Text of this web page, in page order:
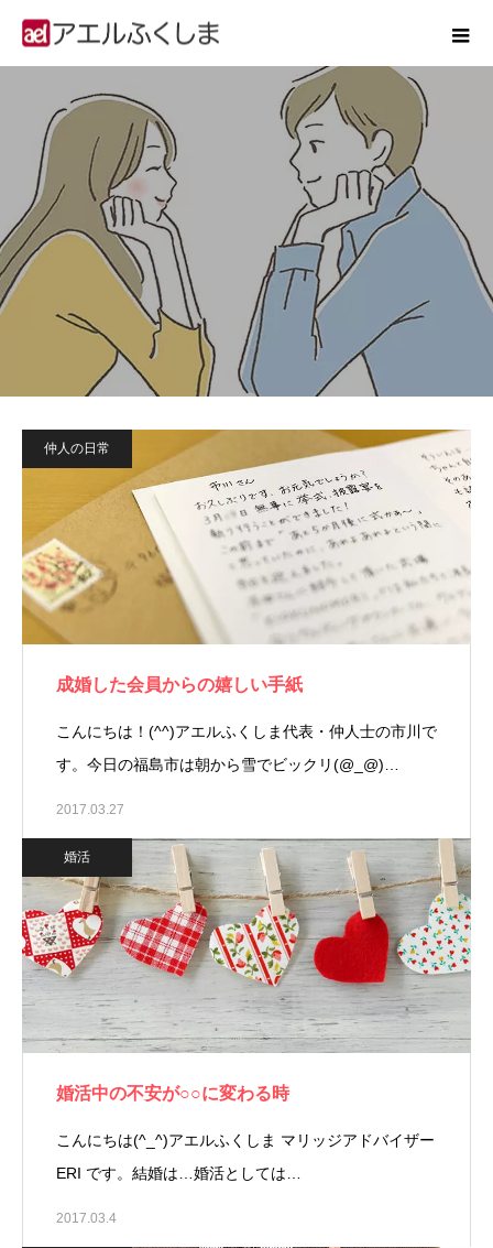
仲人の日常
成婚した会員からの嬉しい手紙
こんにちは！(^^)アエルふくしま代表・仲人士の市川で
す。今日の福島市は朝から雪でビックリ(@_@)…
2017.03.27
婚活
婚活中の不安が○○に変わる時
こんにちは(^_^)アエルふくしま マリッジアドバイザー
ERI です。結婚は…婚活としては…
2017.03.4